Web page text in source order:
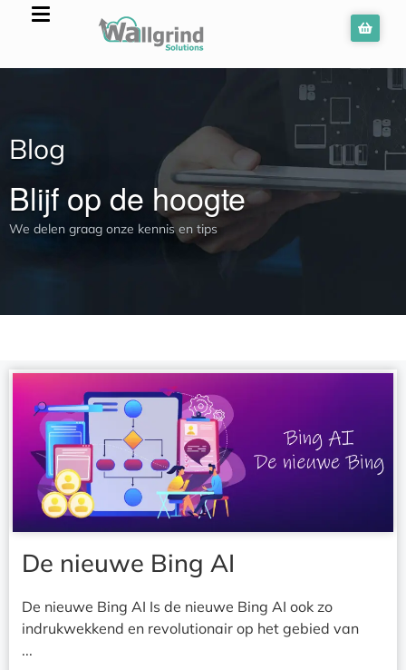
Blog
Blijf op de hoogte
We delen graag onze kennis en tips
De nieuwe Bing AI
De nieuwe Bing AI Is de nieuwe Bing AI ook zo
indrukwekkend en revolutionair op het gebied van
...